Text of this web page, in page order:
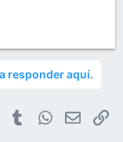
responder aquí.
PinterestTumblrWhatsApp
Email